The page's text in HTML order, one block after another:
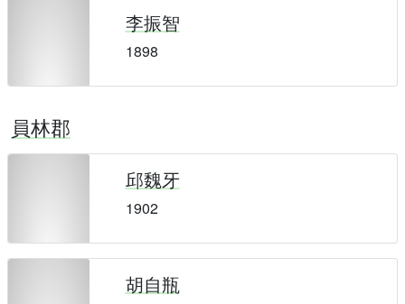
李振智
1898
員林郡
邱魏牙
1902
胡自瓶